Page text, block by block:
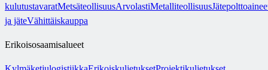
kulutustavaratMetsäteollisuusArvolastiMetalliteollisuus
ja jäteVähittäiskauppa
Erikoisosaamisalueet